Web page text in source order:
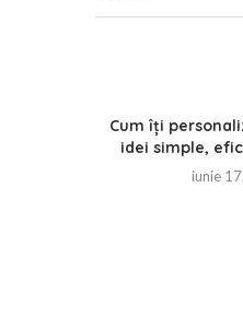
Cum îți
idei simple,
iunie